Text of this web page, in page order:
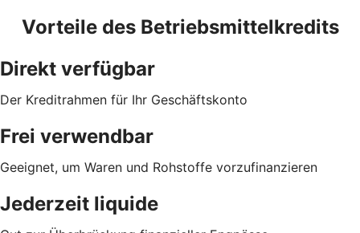
Vorteile des Betriebsmittelkredits
Direkt verfügbar
Der Kreditrahmen für Ihr Geschäftskonto
Frei verwendbar
Geeignet, um Waren und Rohstoffe vorzufinanzieren
Jederzeit liquide